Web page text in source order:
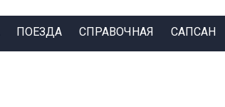
ПОЕЗДА СПРАВОЧНАЯ САПСАН